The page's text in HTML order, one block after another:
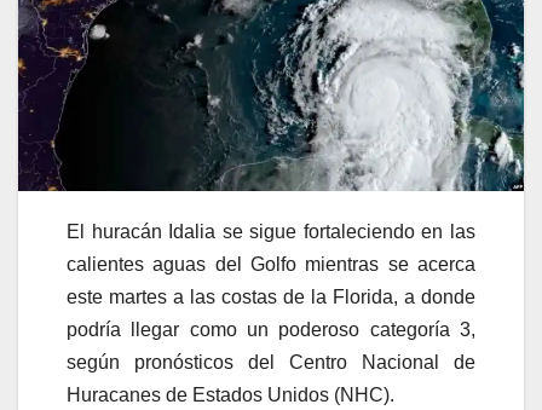
El huracán Idalia se sigue fortaleciendo en las
calientes aguas del Golfo mientras se acerca
este martes a las costas de la Florida, a donde
podría llegar como un poderoso categoría 3,
según pronósticos del Centro Nacional de
Huracanes de Estados Unidos (NHC).